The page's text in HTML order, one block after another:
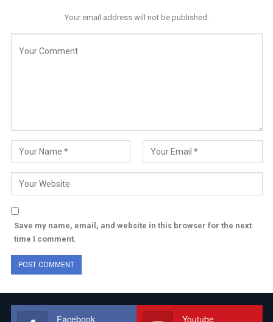
Your email address will not be published.
Save my name, email, and website in this browser for the next
time I comment.
Facebook Youtube